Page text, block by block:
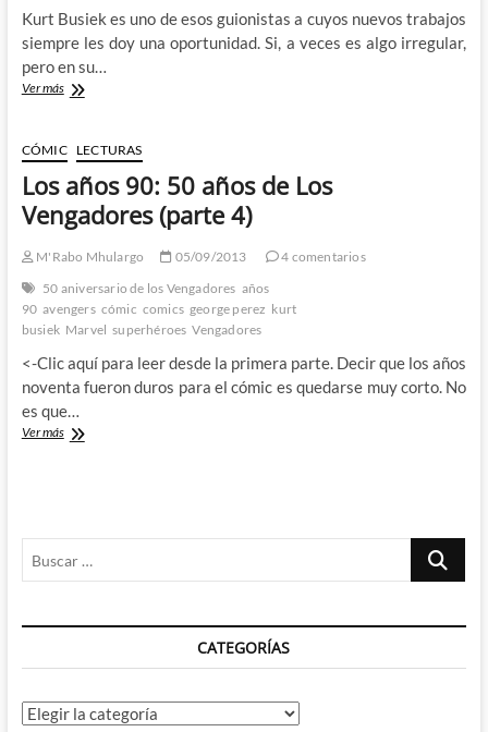
nada
Kurt Busiek es uno de esos guionistas a cuyos nuevos trabajos
siempre les doy una oportunidad. Si, a veces es algo irregular,
pero en su…
Ver másThe
&
Claw
–
Busiek
Benjamin
Dewey
llevan
viaje
a
mundo
magico
CÓMIC LECTURAS
Los años 90: 50 años de Los
Vengadores (parte 4)
M'Rabo Mhulargo 05/09/2013
4 comentarios
50 aniversario de los Vengadores años
90 avengers cómic comics george perez kurt
busiek Marvel superhéroes Vengadores
<-Clic aquí para leer desde la primera parte. Decir que los años
noventa fueron duros para el cómic es quedarse muy corto. No
es que…
Ver másLos
Vengadores
Buscar
CATEGORÍAS
Categorías